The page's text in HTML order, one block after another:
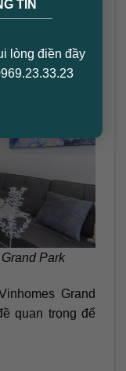
TIN
lòng điền đầy
Thuê Căn
Park
Grand
quan trọng để